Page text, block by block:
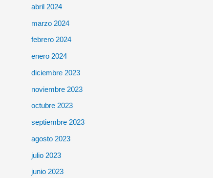
abril 2024
marzo 2024
febrero 2024
enero 2024
diciembre 2023
noviembre 2023
octubre 2023
septiembre 2023
agosto 2023
julio 2023
junio 2023